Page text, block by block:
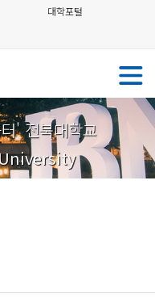
대학포털
' 전북대학교